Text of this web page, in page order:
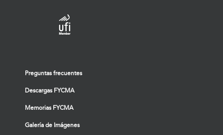
Preguntas frecuentes
Descargas FYCMA
Memorias FYCMA
Galería de Imágenes